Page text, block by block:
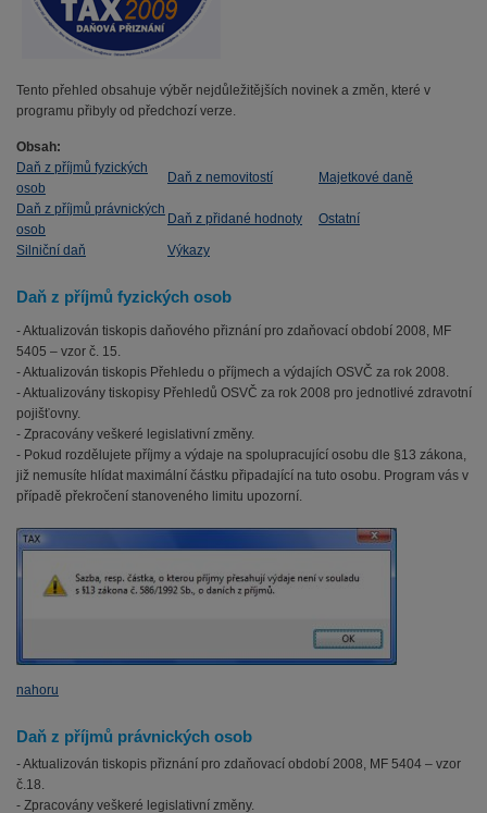
Tento přehled obsahuje výběr nejdůležitějších novinek a změn, které v
programu přibyly od předchozí verze.
Obsah:
Daň z příjmů fyzických
osob
Daň z nemovitostí Majetkové daně
Daň z příjmů právnických
osob
Daň z přidané hodnoty Ostatní
Silniční daň Výkazy
Daň z příjmů fyzických osob
- Aktualizován tiskopis daňového přiznání pro zdaňovací období 2008, MF
5405 – vzor č. 15.
- Aktualizován tiskopis Přehledu o příjmech a výdajích OSVČ za rok 2008.
- Aktualizovány tiskopisy Přehledů OSVČ za rok 2008 pro jednotlivé zdravotní
pojišťovny.
- Zpracovány veškeré legislativní změny.
- Pokud rozdělujete příjmy a výdaje na spolupracující osobu dle §13 zákona,
již nemusíte hlídat maximální částku připadající na tuto osobu. Program vás v
případě překročení stanoveného limitu upozorní.
nahoru
Daň z příjmů právnických osob
- Aktualizován tiskopis přiznání pro zdaňovací období 2008, MF 5404 – vzor
č.18.
- Zpracovány veškeré legislativní změny.